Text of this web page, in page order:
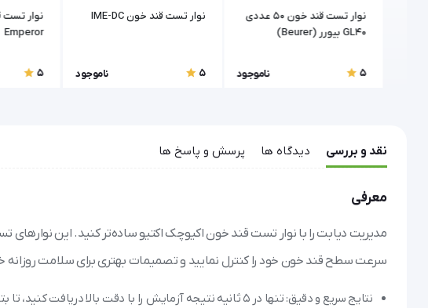
نوار تست قند خون 50 عددی
GL40 بیورر (Beurer)
5 ناموجود
نوار تست قند خون IME-DC
5 ناموجود
نوار تست
Emperor
5
نقد و بررسی دیدگاه ها پرسش و پاسخ ها
معرفی
مدیریت دیابت را با نوار تست قند خون اکیوچک اکتیو ساده‌تر کنید. این
سرعت سطح قند خون خود را کنترل نمایید و تصمیمات بهتری برای سلامت روزانه
نتایج سریع و دقیق: تنها در ۵ ثانیه نتیجه آزمایش را با دقت بالا دریافت کنید، تا بتوانید بلافاصله اقدام مناسب را انجام دهید.